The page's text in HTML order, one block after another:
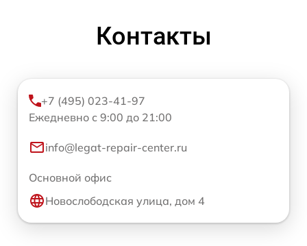
Контакты
+7 (495) 023-41-97
Ежедневно с 9:00 до 21:00
info@legat-repair-center.ru
Основной офис
Новослободская улица, дом 4